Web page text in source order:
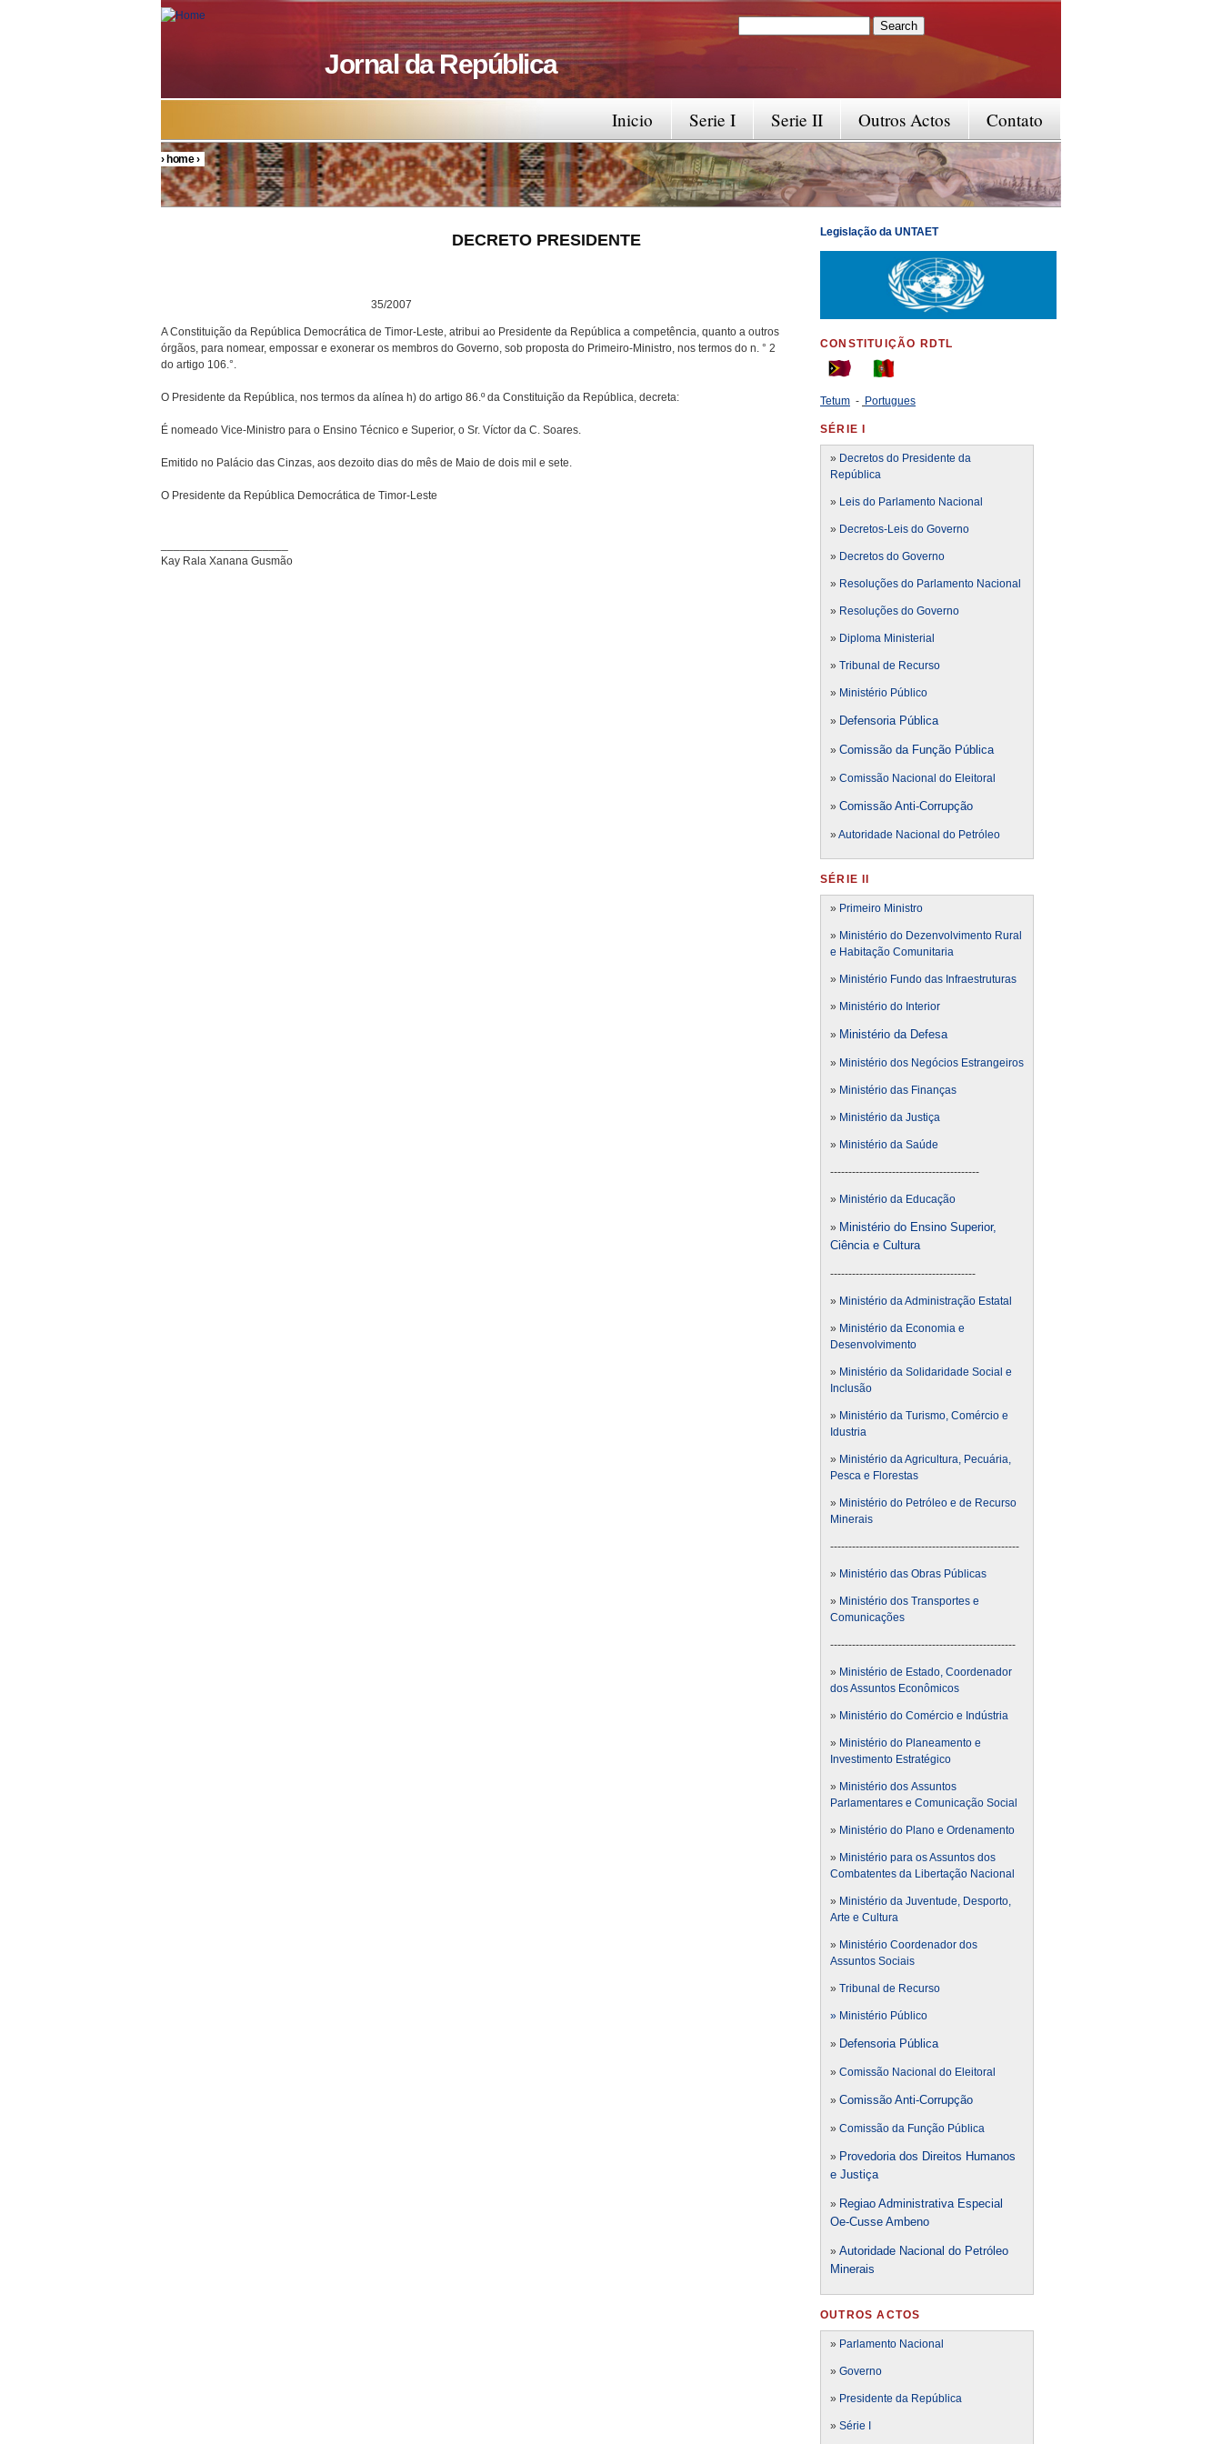
Jornal da República
Search form
Contato
Outros Actos
Serie II
Serie I
Inicio
You are here
›home›
DECRETO PRESIDENTE
35/2007
A Constituição da República Democrática de Timor-Leste, atribui ao Presidente da República a competência, quanto a outros
órgãos, para nomear, empossar e exonerar os membros do Governo, sob proposta do Primeiro-Ministro, nos termos do n. ° 2
do artigo 106.°.
O Presidente da República, nos termos da alínea h) do artigo 86.º da Constituição da República, decreta:
É nomeado Vice-Ministro para o Ensino Técnico e Superior, o Sr. Víctor da C. Soares.
Emitido no Palácio das Cinzas, aos dezoito dias do mês de Maio de dois mil e sete.
O Presidente da República Democrática de Timor-Leste
Kay Rala Xanana Gusmão
Legislação da UNTAET
CONSTITUIÇÃO RDTL
Tetum - Portugues
SÉRIE I
» Decretos do Presidente da
República
» Leis do Parlamento Nacional
» Decretos-Leis do Governo
» Decretos do Governo
» Resoluções do Parlamento Nacional
» Resoluções do Governo
» Diploma Ministerial
» Tribunal de Recurso
» Ministério Público
» Defensoria Pública
» Comissão da Função Pública
» Comissão Nacional do Eleitoral
» Comissão Anti-Corrupção
» Autoridade Nacional do Petróleo
SÉRIE II
» Primeiro Ministro
» Ministério do Dezenvolvimento Rural
e Habitação Comunitaria
» Ministério Fundo das Infraestruturas
» Ministério do Interior
» Ministério da Defesa
» Ministério dos Negócios Estrangeiros
» Ministério das Finanças
» Ministério da Justiça
» Ministério da Saúde
-----------------------------------------
» Ministério da Educação
» Ministério do Ensino Superior,
Ciência e Cultura
----------------------------------------
» Ministério da Administração Estatal
» Ministério da Economia e
Desenvolvimento
» Ministério da Solidaridade Social e
Inclusão
» Ministério da Turismo, Comércio e
Idustria
» Ministério da Agricultura, Pecuária,
Pesca e Florestas
» Ministério do Petróleo e de Recurso
Minerais
----------------------------------------------------
» Ministério das Obras Públicas
» Ministério dos Transportes e
Comunicações
---------------------------------------------------
» Ministério de Estado, Coordenador
dos Assuntos Econômicos
» Ministério do Comércio e Indústria
» Ministério do Planeamento e
Investimento Estratégico
» Ministério dos Assuntos
Parlamentares e Comunicação Social
» Ministério do Plano e Ordenamento
» Ministério para os Assuntos dos
Combatentes da Libertação Nacional
» Ministério da Juventude, Desporto,
Arte e Cultura
» Ministério Coordenador dos
Assuntos Sociais
» Tribunal de Recurso
» Ministério Público
» Defensoria Pública
» Comissão Nacional do Eleitoral
» Comissão Anti-Corrupção
» Comissão da Função Pública
» Provedoria dos Direitos Humanos
e Justiça
» Regiao Administrativa Especial
Oe-Cusse Ambeno
» Autoridade Nacional do Petróleo
Minerais
OUTROS ACTOS
» Parlamento Nacional
» Governo
» Presidente da República
» Série I